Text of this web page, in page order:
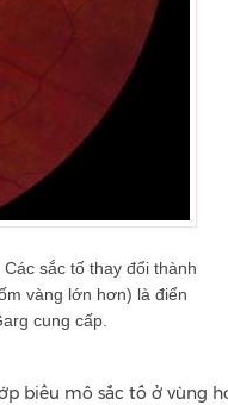
sắc tố thay đổi thành
vàng lớn hơn) là điển
cung cấp.
biểu mô sắc tố ở vùng